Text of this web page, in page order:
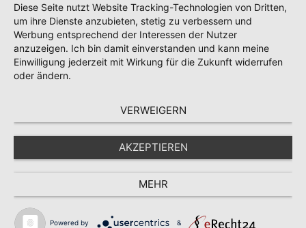
Diese Seite nutzt Website Tracking-Technologien von Dritten,
um ihre Dienste anzubieten, stetig zu verbessern und
Werbung entsprechend der Interessen der Nutzer
anzuzeigen. Ich bin damit einverstanden und kann meine
Einwilligung jederzeit mit Wirkung für die Zukunft widerrufen
oder ändern.
VERWEIGERN
AKZEPTIEREN
MEHR
Powered by &